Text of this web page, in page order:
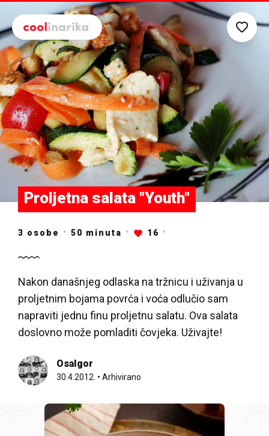
Preskoči na glavni sadržaj
Proljetna salata "Youth"
3 osobe 50 minuta 16
Nakon današnjeg odlaska na tržnicu i uživanja u
proljetnim bojama povrća i voća odlučio sam
napraviti jednu finu proljetnu salatu. Ova salata
doslovno može pomladiti čovjeka. Uživajte!
OsaIgor
30.4.2012. • Arhivirano